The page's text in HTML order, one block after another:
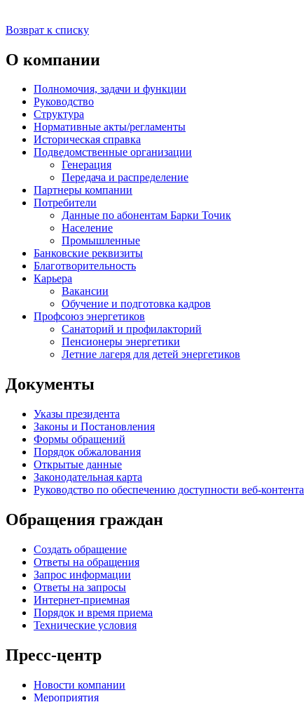
Возврат к списку
О компании
Полномочия, задачи и функции
Руководство
Структура
Нормативные акты/регламенты
Историческая справка
Подведомственные организации
Генерация
Передача и распределение
Партнеры компании
Потребители
Данные по абонентам Барки Точик
Население
Промышленные
Банковские реквизиты
Благотворительность
Карьера
Вакансии
Обучение и подготовка кадров
Профсоюз энергетиков
Санаторий и профилакторий
Пенсионеры энергетики
Летние лагеря для детей энергетиков
Документы
Указы президента
Законы и Постановления
Формы обращений
Порядок обжалования
Открытые данные
Законодательная карта
Руководство по обеспечению доступности веб-контента
Обращения граждан
Создать обращение
Ответы на обращения
Запрос информации
Ответы на запросы
Интернет-приемная
Порядок и время приема
Технические условия
Пресс-центр
Новости компании
Мероприятия